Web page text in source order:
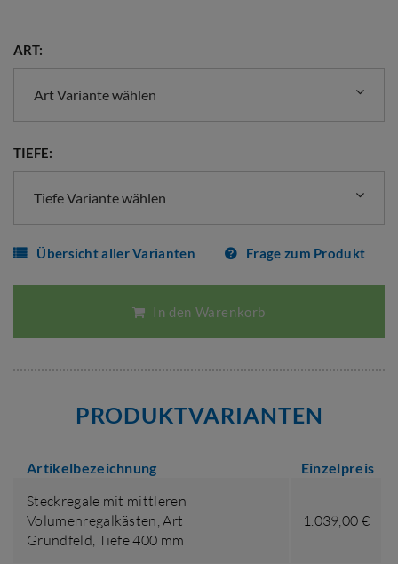
ART:
Art Variante wählen
TIEFE:
Tiefe Variante wählen
Übersicht aller Varianten Frage zum Produkt
In den Warenkorb
PRODUKTVARIANTEN
Artikelbezeichnung Einzelpreis
Steckregale mit mittleren
Volumenregalkästen,Art
Grundfeld, Tiefe 400 mm
1.039,00 €